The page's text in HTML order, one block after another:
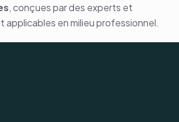
, conçues par des experts et
applicables en milieu professionnel.